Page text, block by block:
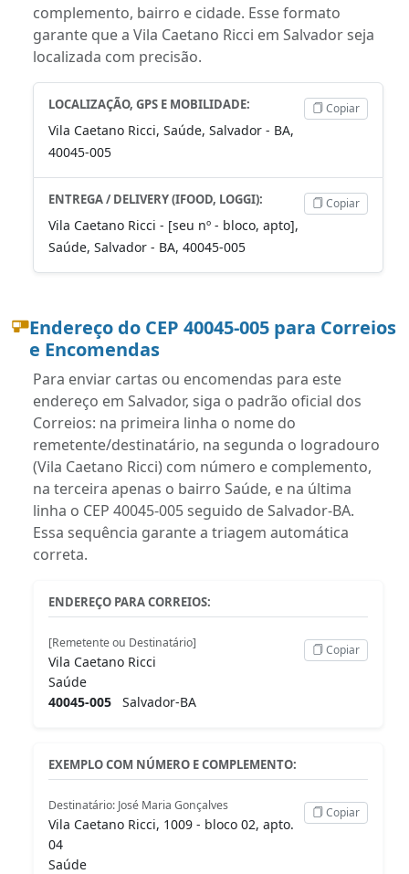
complemento, bairro e cidade. Esse formato
garante que a Vila Caetano Ricci em Salvador seja
localizada com precisão.
LOCALIZAÇÃO, GPS E MOBILIDADE:
Vila Caetano Ricci, Saúde, Salvador - BA,
40045-005
Copiar
ENTREGA / DELIVERY (IFOOD, LOGGI):
Vila Caetano Ricci - [seu nº - bloco, apto],
Saúde, Salvador - BA, 40045-005
Copiar
Endereço do CEP 40045-005 para Correios
e Encomendas
Para enviar cartas ou encomendas para este
endereço em Salvador, siga o padrão oficial dos
Correios: na primeira linha o nome do
remetente/destinatário, na segunda o logradouro
(Vila Caetano Ricci) com número e complemento,
na terceira apenas o bairro Saúde, e na última
linha o CEP 40045-005 seguido de Salvador-BA.
Essa sequência garante a triagem automática
correta.
ENDEREÇO PARA CORREIOS:
[Remetente ou Destinatário]
Vila Caetano Ricci
Saúde
40045-005 Salvador-BA
Copiar
EXEMPLO COM NÚMERO E COMPLEMENTO:
Destinatário: José Maria Gonçalves
Vila Caetano Ricci, 1009 - bloco 02, apto.
04
Saúde
Copiar